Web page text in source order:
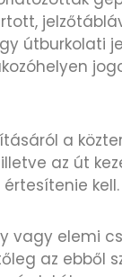
útburkolati
a
az út
kell.
vagy elemi
az ebből